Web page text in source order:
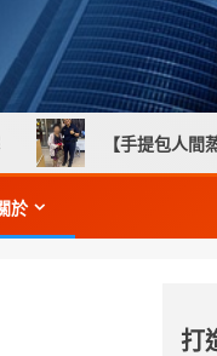
提包人間蒸發疑遭竊？永
於
打